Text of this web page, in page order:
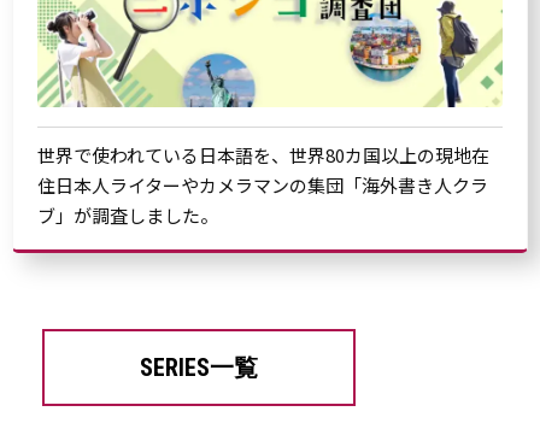
世界で使われている日本語を、世界80カ国以上の現地在
住日本人ライターやカメラマンの集団「海外書き人クラ
ブ」が調査しました。
SERIES一覧